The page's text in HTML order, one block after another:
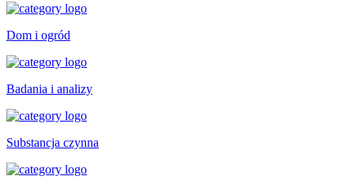
Dom i ogród
Badania i analizy
Substancja czynna